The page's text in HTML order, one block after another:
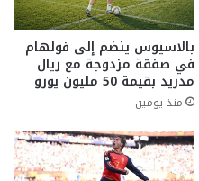
بالاسيوس ينضم إلى فولهام
في صفقة مزدوجة مع ريال
مدريد بقيمة 50 مليون يورو
منذ يومين